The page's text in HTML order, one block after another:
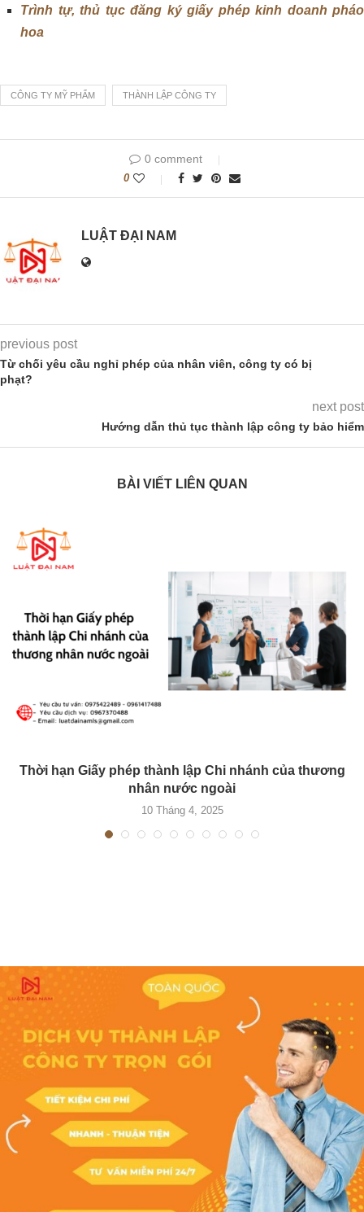
Trình tự, thủ tục đăng ký giấy phép kinh doanh pháo
hoa
CÔNG TY MỸ PHẨM THÀNH LẬP CÔNG TY
0 comment
0
LUẬT ĐẠI NAM
previous post
Từ chối yêu cầu nghỉ phép của nhân viên, công ty có bị
phạt?
next post
Hướng dẫn thủ tục thành lập công ty bảo hiểm
BÀI VIẾT LIÊN QUAN
Thời hạn Giấy phép thành lập Chi nhánh của thương
nhân nước ngoài
10 Tháng 4, 2025